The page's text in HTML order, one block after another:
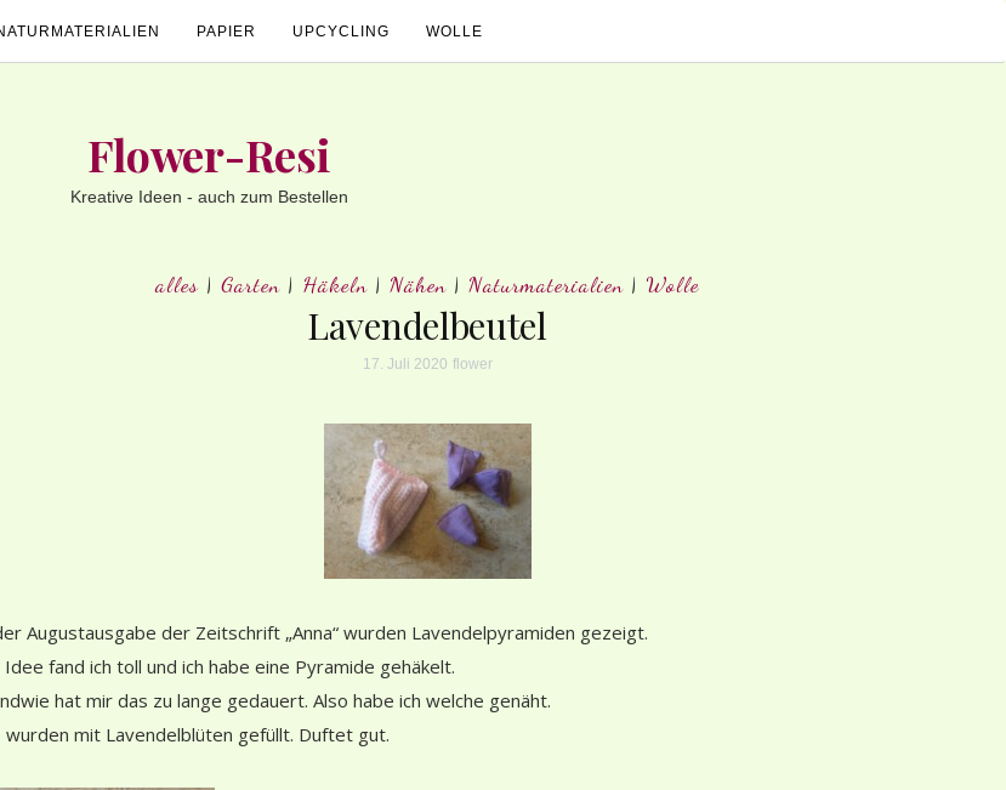
PAPIER UPCYCLING WOLLE
Flower-Resi
Kreative Ideen - auch zum Bestellen
alles | Garten | Häkeln | Nähen | Naturmaterialien | Wolle
Lavendelbeutel
17. Juli 2020 flower
Augustausgabe der Zeitschrift „Anna“ wurden Lavendelpyramiden gezeigt.
Idee fand ich toll und ich habe eine Pyramide gehäkelt.
hat mir das zu lange gedauert. Also habe ich welche genäht.
wurden mit Lavendelblüten gefüllt. Duftet gut.